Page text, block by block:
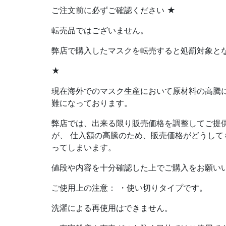
ご注文前に必ずご確認ください ★
転売品ではございません。
弊店で購入したマスクを転売すると処罰対象と
★
現在海外でのマスク生産において原材料の高騰
難になっております。
弊店では、出来る限り販売価格を調整してご提
が、 仕入額の高騰のため、販売価格がどうし
ってしまいます。
値段や内容を十分確認した上でご購入をお願い
ご使用上の注意： ・使い切りタイプです。
洗濯による再使用はできません。